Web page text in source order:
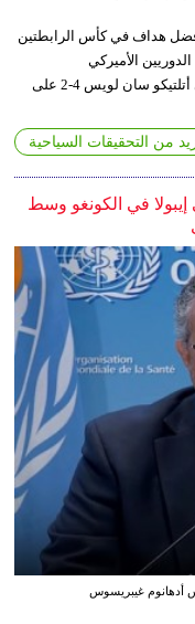
أفضل هداف في كأس الرابطتين
الأميركي
والمكسيكي، بعدما قاد إنتر ميامي إلى الفوز على أتلتيكو سان لويس 4-2 على
من التحقيقات السياحية
في الكونغو وسط
أدهانوم غيبريسوس